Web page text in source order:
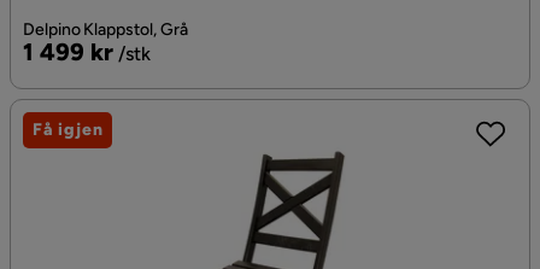
Delpino Klappstol, Grå
Pris
1 499 kr /stk
Få igjen